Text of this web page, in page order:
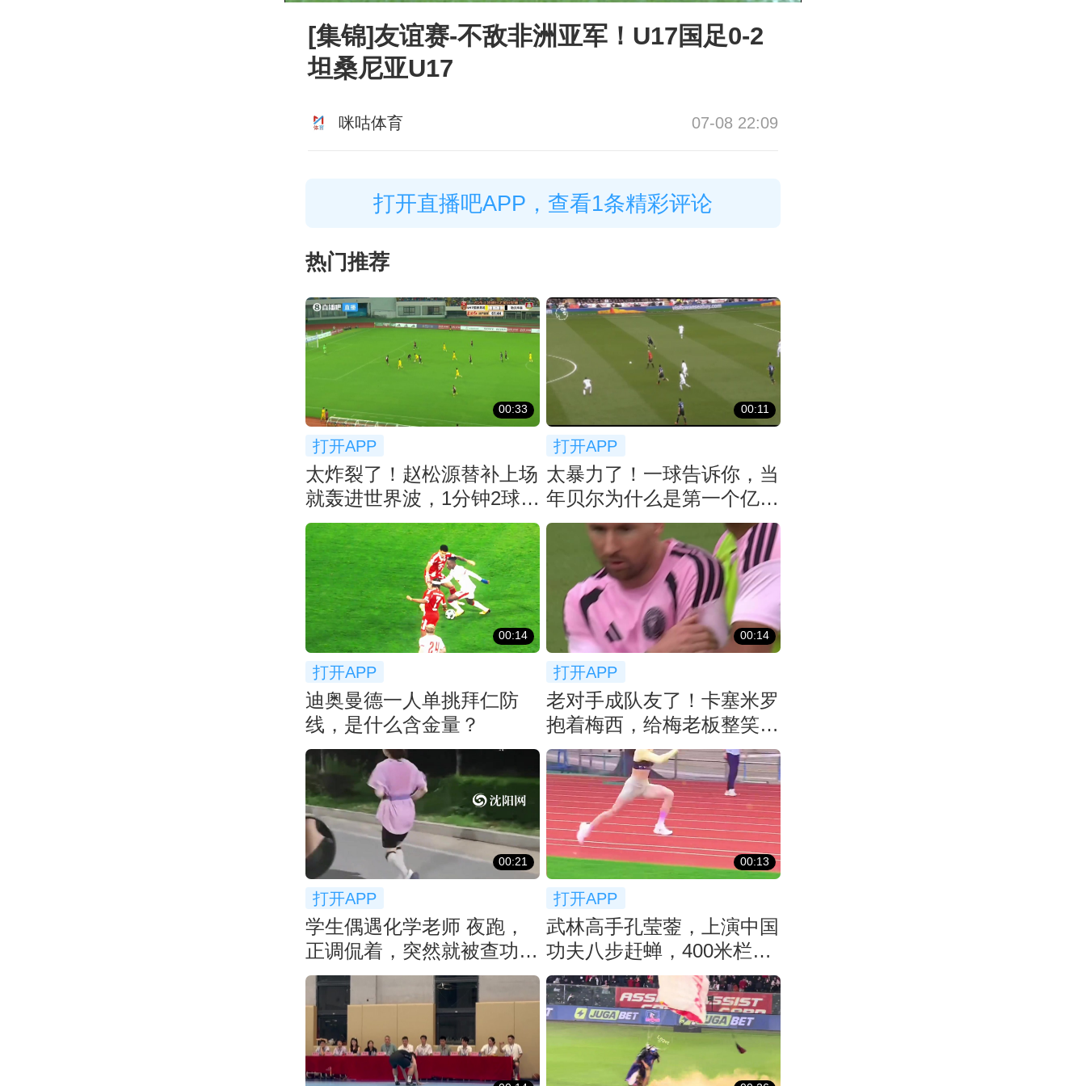
[集锦]友谊赛-不敌非洲亚军！U17国足0-2
坦桑尼亚U17
咪咕体育 07-08 22:09
打开直播吧APP，查看1条精彩评论
热门推荐
00:33
打开APP
太炸裂了！赵松源替补上场
就轰进世界波，1分钟2球反
超太猛了
00:11
打开APP
太暴力了！一球告诉你，当
年贝尔为什么是第一个亿元
先生！
00:14
打开APP
迪奥曼德一人单挑拜仁防
线，是什么含金量？
00:14
打开APP
老对手成队友了！卡塞米罗
抱着梅西，给梅老板整笑了
😂
00:21
打开APP
学生偶遇化学老师 夜跑，
正调侃着，突然就被查功
课... 😂
00:13
打开APP
武林高手孔莹蓥，上演中国
功夫八步赶蝉，400米栏拿
下冠军！